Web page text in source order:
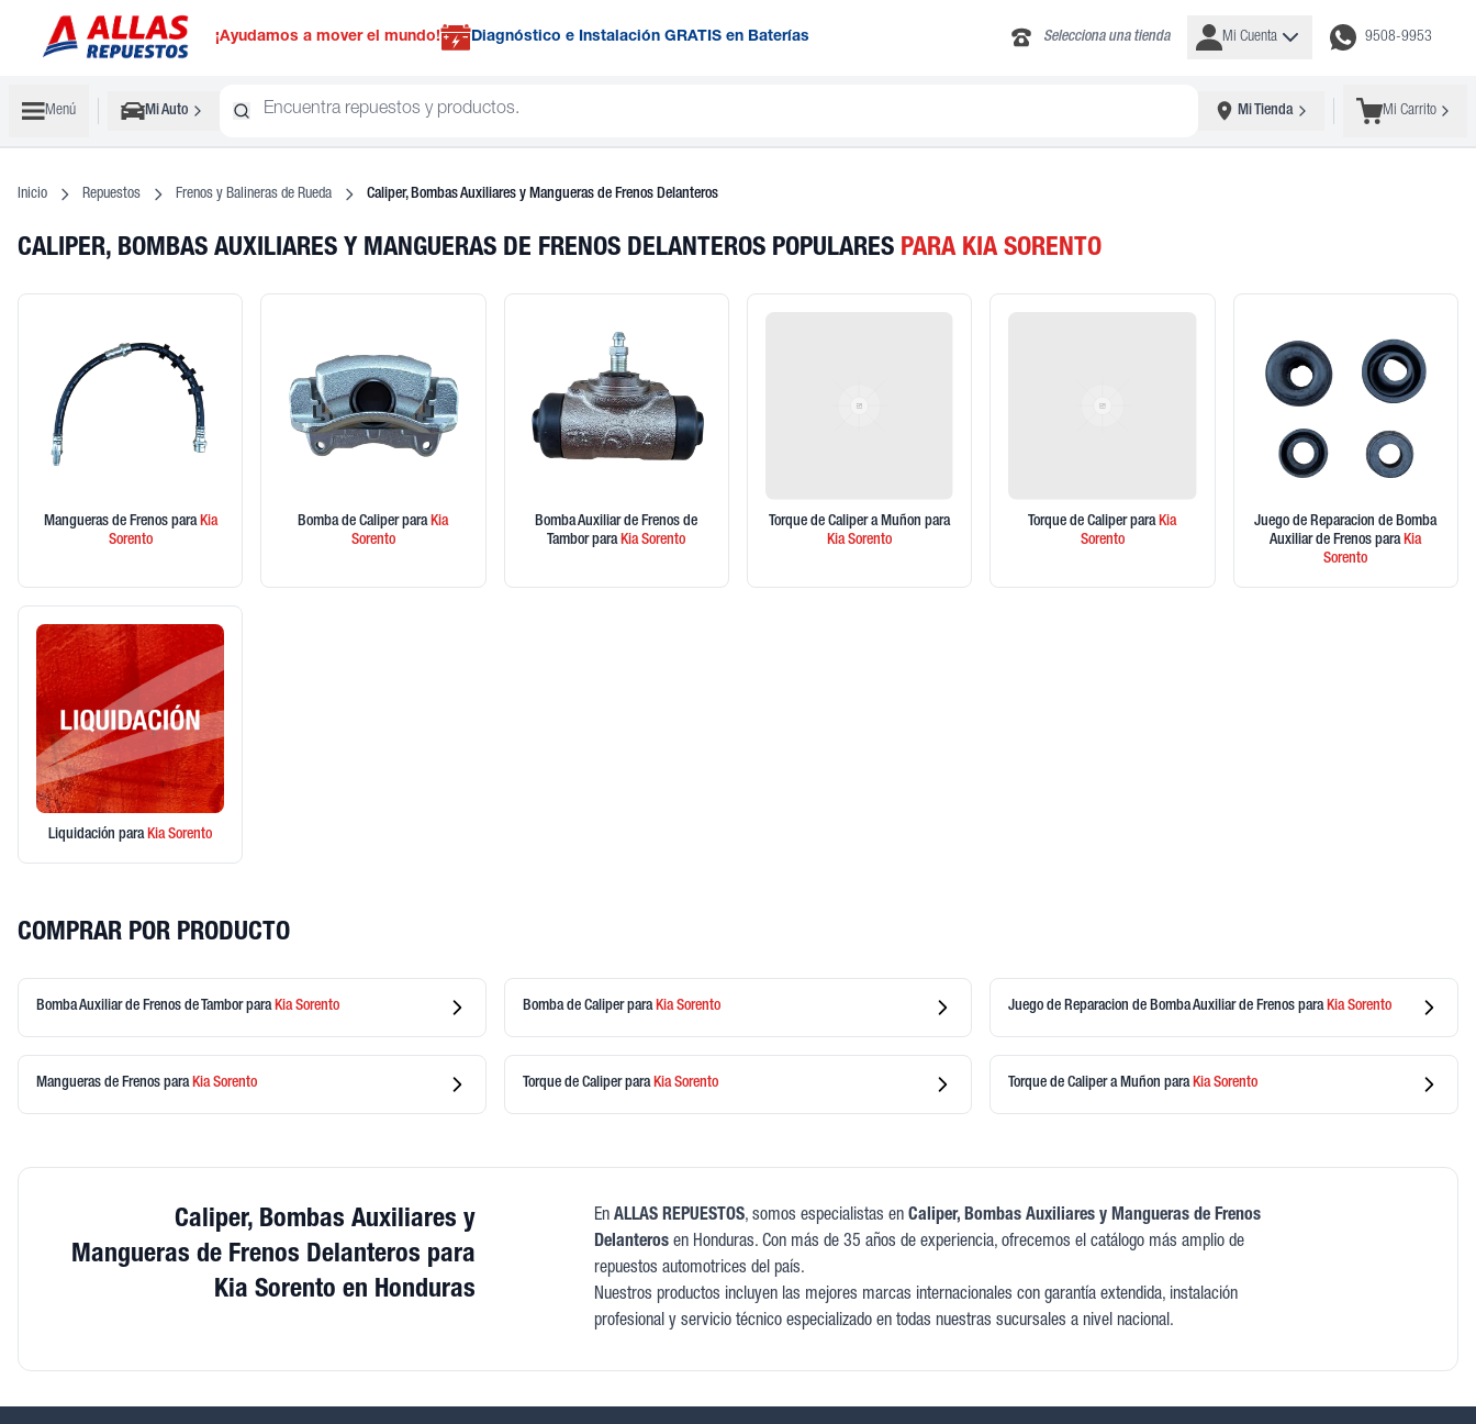
¡Ayudamos a mover el mundo! Diagnóstico e Instalación GRATIS en Baterías Selecciona una tienda Mi Cuenta 9508-9953
Menú Mi Auto Mi Tienda Mi Carrito
Inicio Repuestos Frenos y Balineras de Rueda Caliper, Bombas Auxiliares y Mangueras de Frenos Delanteros
CALIPER, BOMBAS AUXILIARES Y MANGUERAS DE FRENOS DELANTEROS POPULARES PARA KIA SORENTO
Mangueras de Frenos paraKia
Sorento
Bomba de Caliper paraKia
Sorento
Bomba Auxiliar de Frenos de
Tambor paraKiaSorento
Torque de Caliper a Muñon para
KiaSorento
Torque de Caliper paraKia
Sorento
Juego de Reparacion de Bomba
Auxiliar de Frenos paraKia
Sorento
Liquidaciónpara KiaSorento
COMPRAR POR PRODUCTO
Bomba Auxiliar de Frenos de Tambor paraKiaSorento Bomba de Caliper paraKiaSorento Juego de Reparacion de Bomba Auxiliar de Frenos paraKiaSorento
Mangueras de Frenos paraKiaSorento Torque de Caliper paraKiaSorento Torque de Caliper a Muñon paraKiaSorento
Caliper, Bombas Auxiliares y
Mangueras de Frenos Delanteros para
Kia Sorento en Honduras
En ALLAS REPUESTOS, somos especialistas en Caliper, Bombas Auxiliares y Mangueras de Frenos
Delanterosen Honduras. Con más de 35 años de experiencia, ofrecemos el catálogo más amplio de
repuestos automotrices del país.
Nuestros productos incluyen las mejores marcas internacionales con garantía extendida, instalación
profesional y servicio técnico especializado en todas nuestras sucursales a nivel nacional.